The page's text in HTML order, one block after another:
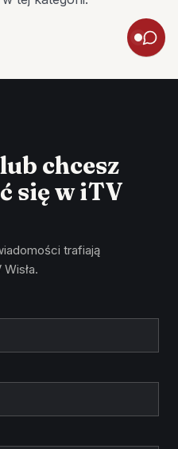
chcesz
się w iTV
trafiają